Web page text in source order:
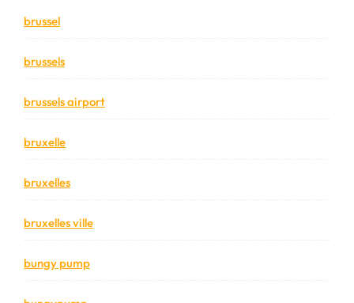
brussel
brussels
brussels airport
bruxelle
bruxelles
bruxelles ville
bungy pump